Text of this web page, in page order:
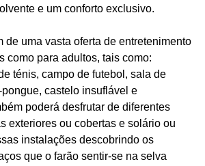
e um conforto exclusivo.
de uma vasta oferta de entretenimento
como para adultos, tais como:
ténis, campo de futebol, sala de
castelo insuflável e
poderá desfrutar de diferentes
exteriores ou cobertas e solário ou
instalações descobrindo os
que o farão sentir-se na selva